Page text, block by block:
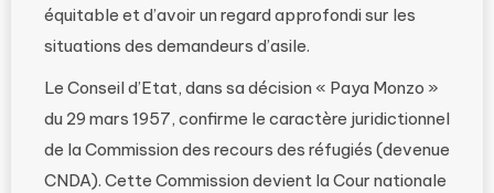
équitable et d’avoir un regard approfondi sur les
situations des demandeurs d’asile.
Le Conseil d’Etat, dans sa décision « Paya Monzo »
du 29 mars 1957, confirme le caractère juridictionnel
de la Commission des recours des réfugiés (devenue
CNDA). Cette Commission devient la Cour nationale